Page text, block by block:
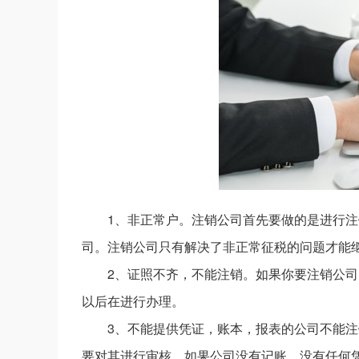
1、非正常户。注销公司首先要做的是进行
司。注销公司只有解决了非正常征税的问题才能
2、证照不齐，不能注销。如果你要注销公
以后在进行办理。
3、不能提供凭证，账本，报表的公司不能